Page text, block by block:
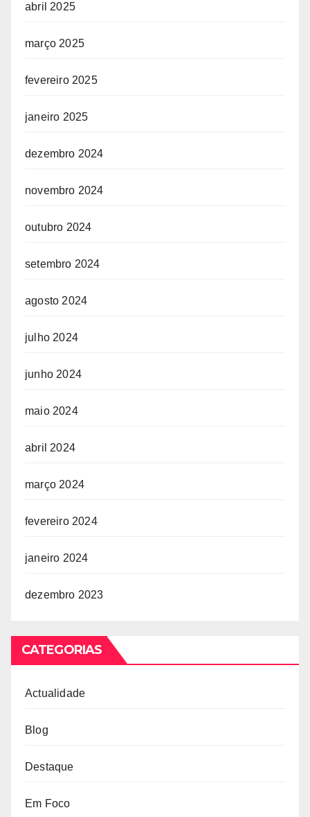
abril 2025
março 2025
fevereiro 2025
janeiro 2025
dezembro 2024
novembro 2024
outubro 2024
setembro 2024
agosto 2024
julho 2024
junho 2024
maio 2024
abril 2024
março 2024
fevereiro 2024
janeiro 2024
dezembro 2023
CATEGORIAS
Actualidade
Blog
Destaque
Em Foco